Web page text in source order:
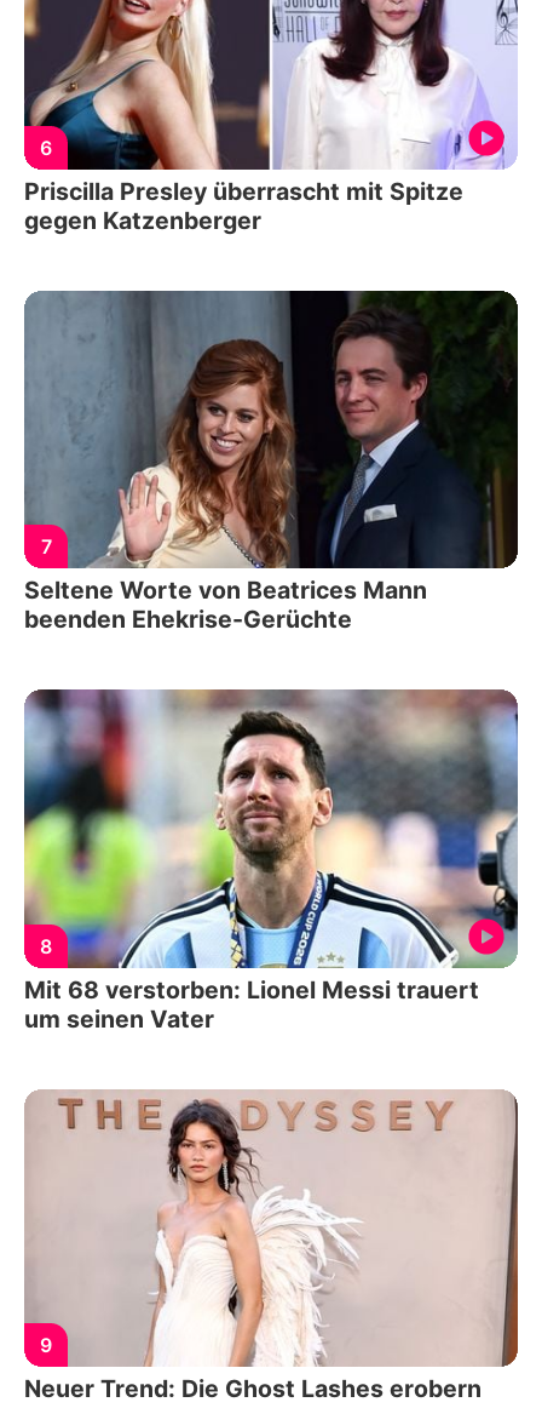
6
Priscilla Presley überrascht mit Spitze
gegen Katzenberger
7
Seltene Worte von Beatrices Mann
beenden Ehekrise-Gerüchte
8
Mit 68 verstorben: Lionel Messi trauert
um seinen Vater
9
Neuer Trend: Die Ghost Lashes erobern